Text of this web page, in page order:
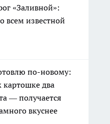
«Заливной»:
всем известной
по-новому:
картошке два
— получается
вкуснее